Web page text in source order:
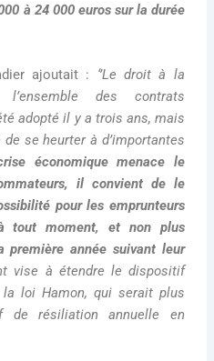
à 24 000 euros sur la durée
ajoutait : ‘’Le droit à la
des contrats
adopté il y a trois ans, mais
se heurter à d’importantes
économique menace le
il convient de le
pour les emprunteurs
tout moment, et non plus
première année suivant leur
vise à étendre le dispositif
loi Hamon, qui serait plus
de résiliation annuelle en